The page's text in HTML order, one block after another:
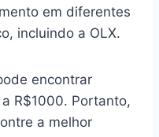
em diferentes
incluindo a OLX.
encontrar
R$1000. Portanto,
a melhor